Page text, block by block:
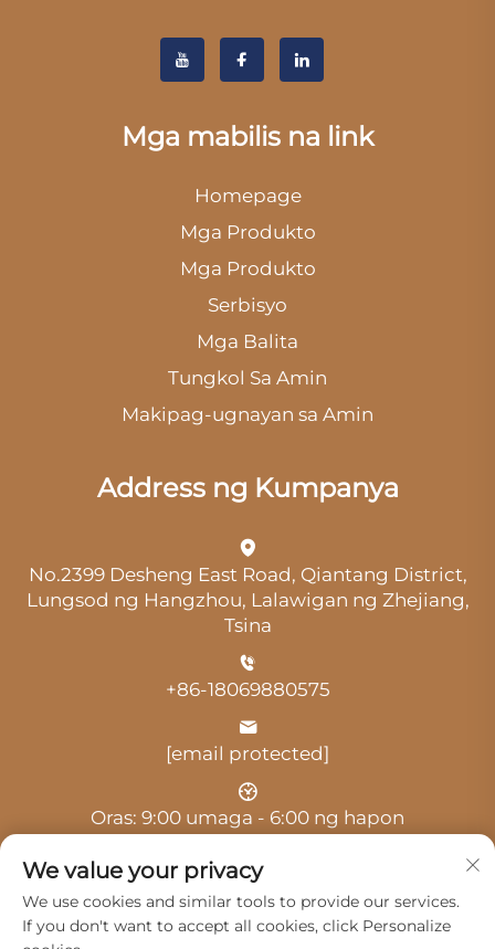
Mga mabilis na link
Homepage
Mga Produkto
Mga Produkto
Serbisyo
Mga Balita
Tungkol Sa Amin
Makipag-ugnayan sa Amin
Address ng Kumpanya
No.2399 Desheng East Road, Qiantang District,
Lungsod ng Hangzhou, Lalawigan ng Zhejiang,
Tsina
+86-18069880575
[email protected]
Oras: 9:00 umaga - 6:00 ng hapon
We value your privacy
We use cookies and similar tools to provide our services.
If you don't want to accept all cookies, click Personalize